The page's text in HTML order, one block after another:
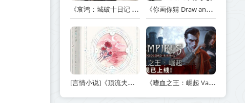
《哀鸿：城破十日记 The Weeping Swan Ten Days of the Citys Fall》v20260507-免安装中文版丨中文版网盘下载 《你画你猜 Draw and Guess》Build.24032411-免安装中文版丨中文版网盘下载
[言情小说]《顶流夫妇有点甜》作者：图样先森【完结】丨小说资源百度网盘免费txt下载 《嗜血之王：崛起 Vampires Bloodlord Rising》v1.5.0.21247-免安装中文版【单机+联机】丨中文版网盘下载